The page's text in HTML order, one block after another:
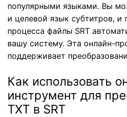
популярными языками. Вы
и целевой язык субтитров, и
процесса файлы SRT
вашу систему. Эта онлайн-
поддерживает
Как использовать
инструмент для
TXT в SRT